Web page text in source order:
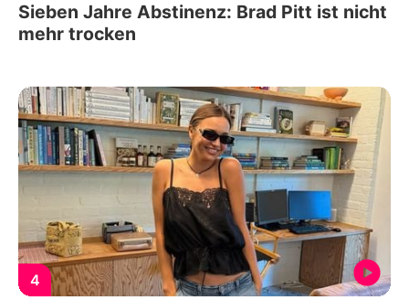
Sieben Jahre Abstinenz: Brad Pitt ist nicht
mehr trocken
4